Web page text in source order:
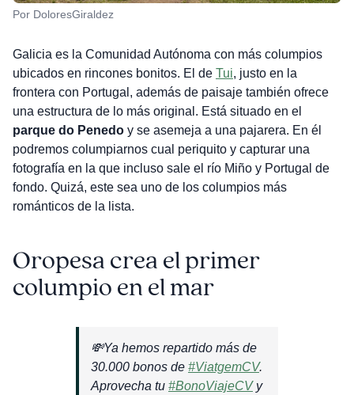
Por DoloresGiraldez
Galicia es la Comunidad Autónoma con más columpios
ubicados en rincones bonitos. El de Tui, justo en la
frontera con Portugal, además de paisaje también ofrece
una estructura de lo más original. Está situado en el
parque do Penedoy se asemeja a una pajarera. En él
podremos columpiarnos cual periquito y capturar una
fotografía en la que incluso sale el río Miño y Portugal de
fondo. Quizá, este sea uno de los columpios más
románticos de la lista.
Oropesa crea el primer
columpio en el mar
💸Ya hemos repartido más de
30.000 bonos de #ViatgemCV.
Aprovecha tu #BonoViajeCVy